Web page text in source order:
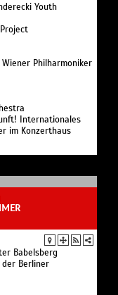
Youth
Philharmoniker
Internationales
im Konzerthaus
Babelsberg
der Berliner